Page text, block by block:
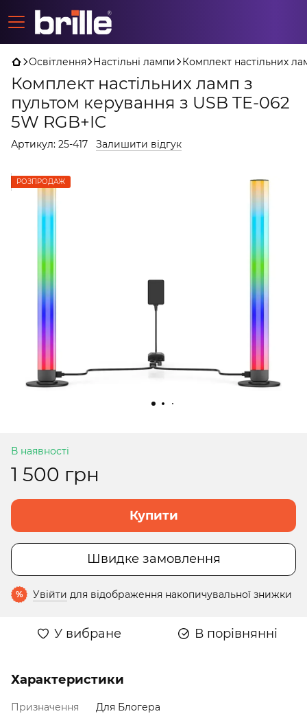
Освітлення Настільні лампи Комплект настільних
Комплект настільних ламп з
пультом керування з USB TE-062
5W RGB+IC
Артикул: 25-417 Залишити відгук
РОЗПРОДАЖ
В наявності
1 500 грн
Купити
Швидке замовлення
% Увійти для відображення накопичувальної знижки
У вибране В порівнянні
Характеристики
Призначення Для Блогера